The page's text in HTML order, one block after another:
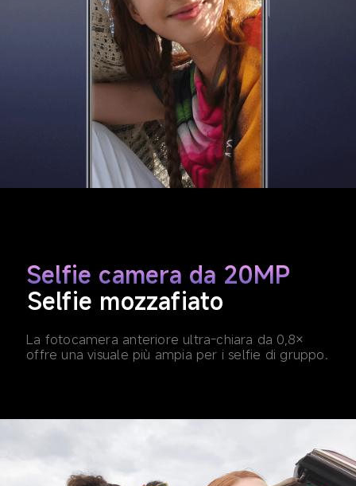
Selfie camera da 20MP
Selfie mozzafiato
La fotocamera anteriore ultra-chiara da 0,8×
offre una visuale più ampia per i selfie di gruppo.